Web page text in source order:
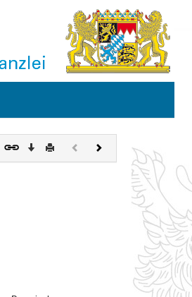
Download
DruckenVorherigesNächstes
Dokument